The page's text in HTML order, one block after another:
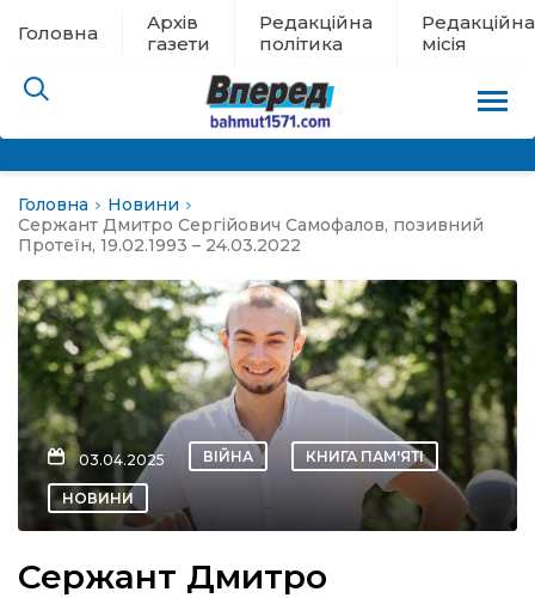
Головна
Архів
газети
Редакційна
політика
Редакційна
місія
евакуації
новини
Головна
Новини
Сержант Дмитро Сергійович Самофалов, позивний
Протеїн, 19.02.1993 – 24.03.2022
03.04.2025 ВІЙНА КНИГА ПАМ'ЯТІ
НОВИНИ
Сержант Дмитро